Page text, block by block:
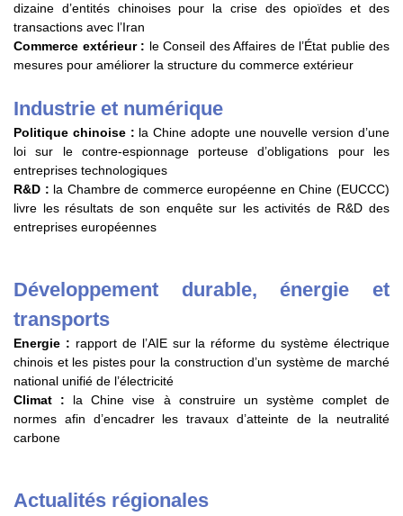
dizaine d’entités chinoises pour la crise des opioïdes et des
transactions avec l’Iran
Commerce extérieur : le Conseil des Affaires de l’État publie des
mesures pour améliorer la structure du commerce extérieur
Industrie et numérique
Politique chinoise : la Chine adopte une nouvelle version d’une
loi sur le contre-espionnage porteuse d’obligations pour les
entreprises technologiques
R&D : la Chambre de commerce européenne en Chine (EUCCC)
livre les résultats de son enquête sur les activités de R&D des
entreprises européennes
Développement durable, énergie et
transports
Energie : rapport de l’AIE sur la réforme du système électrique
chinois et les pistes pour la construction d’un système de marché
national unifié de l’électricité
Climat : la Chine vise à construire un système complet de
normes afin d’encadrer les travaux d’atteinte de la neutralité
carbone
Actualités régionales